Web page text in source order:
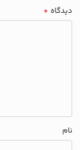
دیدگاه *
نام